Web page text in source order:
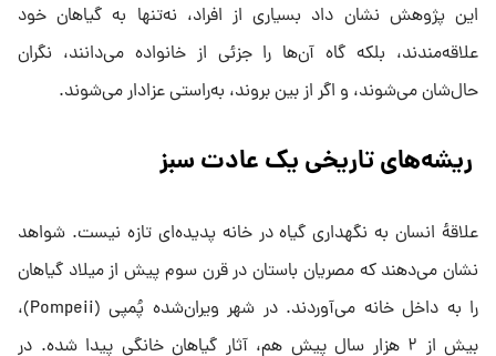
این پژوهش نشان داد بسیاری از افراد، نه‌تنها به گیاهان خود
علاقه‌مندند، بلکه گاه آن‌ها را جزئی از خانواده می‌دانند، نگران
حال‌شان می‌شوند، و اگر از بین بروند، به‌راستی عزادار می‌شوند.
ریشه‌های تاریخی یک عادت سبز
علاقه‌ٔ انسان به نگهداری گیاه در خانه پدیده‌ای تازه نیست. شواهد
نشان می‌دهند که مصریان باستان در قرن سوم پیش از میلاد گیاهان
را به داخل خانه می‌آوردند. در شهر ویران‌شده پُمپی (Pompeii)،
بیش از ۲ هزار سال پیش هم، آثار گیاهان خانگی پیدا شده. در